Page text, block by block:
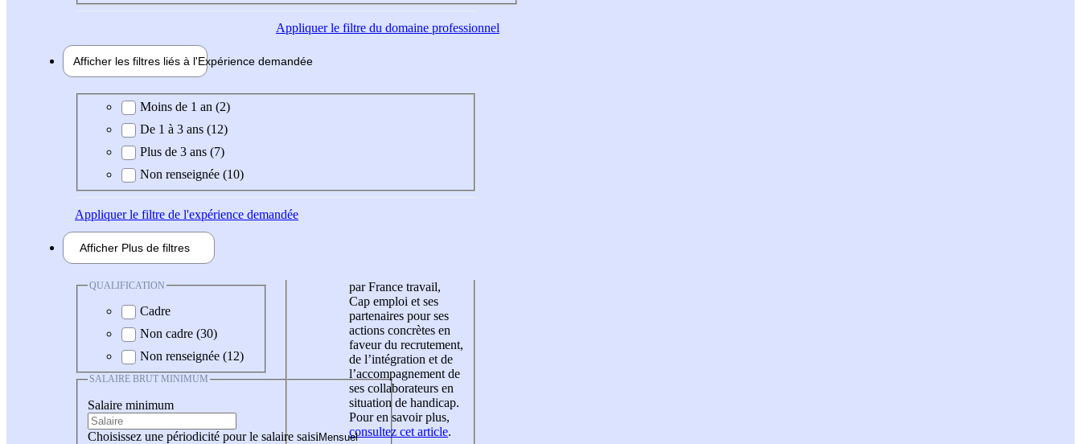
Appliquerle filtre du domaine professionnel
Afficher les filtres liés à l'Expérience demandée
Expérience demandée
Moins de 1 an (2)
De 1 à 3 ans (12)
Plus de 3 ans (7)
Non renseignée (10)
Appliquerle filtre de l'expérience demandée
Afficher Plus de filtres
QUALIFICATION
Cadre
Non cadre (30)
Non renseignée (12)
SALAIRE BRUT MINIMUM
Salaire minimum
Choisissez une périodicité pour le salaire saisi
par France travail,
Cap emploi et ses
partenaires pour ses
actions concrètes en
faveur du recrutement,
de l’intégration et de
l’accompagnement de
ses collaborateurs en
situation de handicap.
Pour en savoir plus,
consultez cet article.